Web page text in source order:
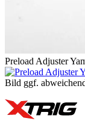
Preload Adjuster
Bild ggf.